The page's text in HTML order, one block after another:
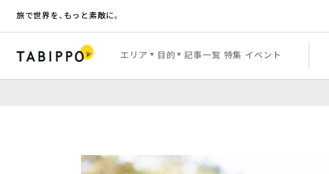
旅で世界を、もっと素敵に。
エリア 目的 記事一覧 特集 イベント